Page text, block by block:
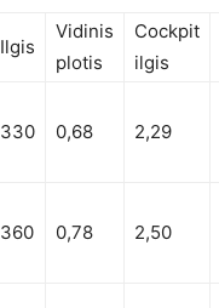
Ilgis
Vidinis
plotis
Cockpit
ilgis
330 0,68 2,29
360 0,78 2,50